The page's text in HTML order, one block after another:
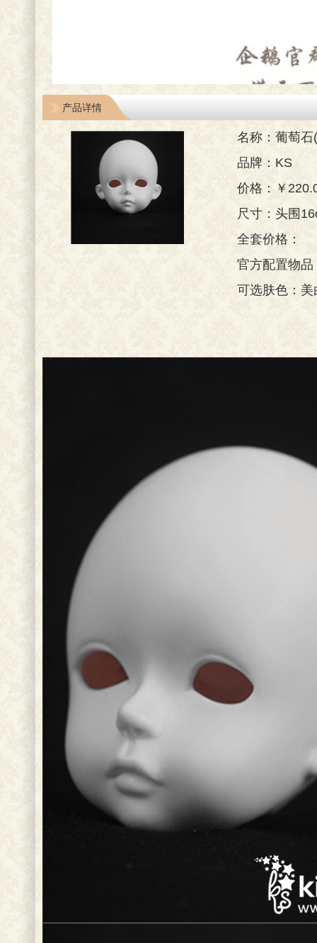
产品详情
名称：葡萄
品牌：KS
价格：￥
尺寸：头围
全套价格：
官方配置物品
可选肤色：